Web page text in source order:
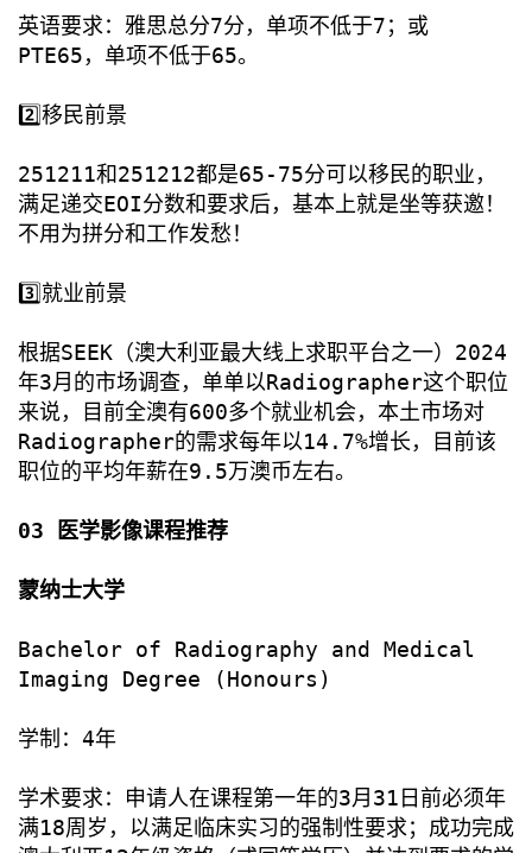
英语要求：雅思总分7分，单项不低于7；或
PTE65，单项不低于65。
2️⃣移民前景
251211和251212都是65-75分可以移民的职业，
满足递交EOI分数和要求后，基本上就是坐等获邀！
不用为拼分和工作发愁！
3️⃣就业前景
根据SEEK（澳大利亚最大线上求职平台之一）2024
年3月的市场调查，单单以Radiographer这个职位
来说，目前全澳有600多个就业机会，本土市场对
Radiographer的需求每年以14.7%增长，目前该
职位的平均年薪在9.5万澳币左右。
03 医学影像课程推荐
蒙纳士大学
Bachelor of Radiography and Medical
Imaging Degree (Honours)
学制：4年
学术要求：申请人在课程第一年的3月31日前必须年
满18周岁，以满足临床实习的强制性要求；成功完成